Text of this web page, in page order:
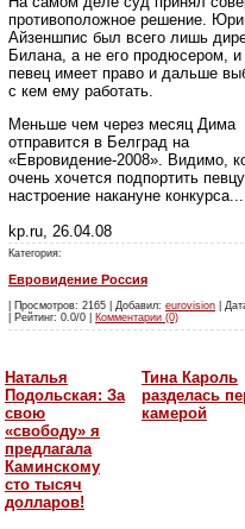
противоположное решение.
Айзеншпис был всего лишь
Билана, а не его продюсером, и
певец имеет право и дальше
с кем ему работать.
Меньше чем через месяц Дима
отправится в Белград на
«Евровидение-2008». Видимо,
очень хочется подпортить певцу
настроение накануне конкурса...
kp.ru, 26.04.08
Категория:
Евровидение Россия
| Просмотров: 2165 | Добавил: eurovision |
| Рейтинг: 0.0/0 | Комментарии (0)
Наталья
Подольская: За
свою
«свободу» я
предлагала
Каминскому
сто тысяч
долларов!
Тина Кароль
разделась
камерой